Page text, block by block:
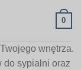
0
wnętrza.
do sypialni oraz